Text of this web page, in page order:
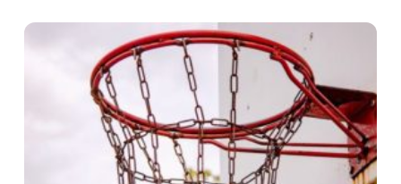
tidskrævende, men sand...